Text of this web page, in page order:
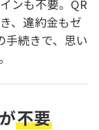
ンも不要。QR
、違約金もゼ
手続きで、思い
不要